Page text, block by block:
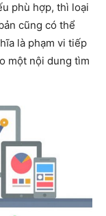
phù hợp, thì loại
cũng có thể
là phạm vi tiếp
một nội dung tìm